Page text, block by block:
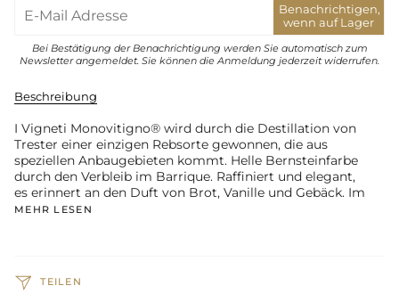
Benachrichtigen,
wenn auf Lager
Bei Bestätigung der Benachrichtigung werden Sie automatisch zum
Newsletter angemeldet. Sie können die Anmeldung jederzeit widerrufen.
Beschreibung
I Vigneti Monovitigno® wird durch die Destillation von
Trester einer einzigen Rebsorte gewonnen, die aus
speziellen Anbaugebieten kommt. Helle Bernsteinfarbe
durch den Verbleib im Barrique. Raffiniert und elegant,
es erinnert an den Duft von Brot, Vanille und Gebäck. Im
MEHR LESEN
TEILEN